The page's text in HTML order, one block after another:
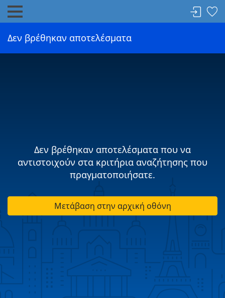
Δεν βρέθηκαν αποτελέσματα
Δεν βρέθηκαν αποτελέσματα που να
αντιστοιχούν στα κριτήρια αναζήτησης που
πραγματοποιήσατε.
Μετάβαση στην αρχική οθόνη